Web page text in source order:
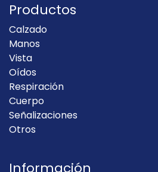
Productos
Calzado
Manos
Vista
Oídos
Respiración
Cuerpo
Señalizaciones
Otros
Información